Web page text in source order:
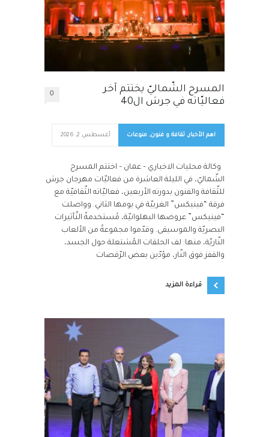
المسرح الشّماليّ يختتم آخر
فعاليّاته في جرش ال40
0
اهم الأخبار, ثقافة و فنون, منوعات أغسطس 2, 2026
وكالة محليات الاخباري – عمان – اختتم المسرح
الشّماليّ، في الليلة العاشرة من فعاليّات مهرجان جرش
للثّقافة والفنون بدورته الأربعين، فعاليّاته الثّقافيّة مع
فرقة “فينيكس” الغربيّة في يومها الثاني. وواصلت
“فينيكس” عروضها البهلوانيّة، مُستخدمةً التّأثيرات
البصريّة والموسيقى. وقدّموا مجموعةً من الألعاب
النّاريّة، منها: لف الحلقات المُشتعلة حول الجسد،
والقفز فوق النّار، مؤدّين بعض الرّقصات
قراءة المزيد